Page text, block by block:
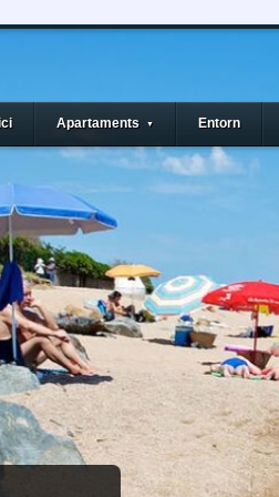
Apartaments ▼ Entorn